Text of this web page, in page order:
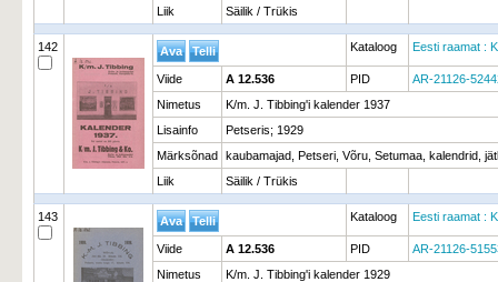
Liik
Säilik / Trükis
142 Kataloog Eesti raamat :
Viide A 12.536 PID
AR-21126-
Nimetus
K/m. J. Tibbing'i kalender 1937
Lisainfo
Petseris; 1929
Märksõnad kaubamajad, Petseri, Võru, Setumaa, kalendrid,
Liik
Säilik / Trükis
143 Kataloog Eesti raamat :
Viide A 12.536 PID
AR-21126-
Nimetus
K/m. J. Tibbing'i kalender 1929